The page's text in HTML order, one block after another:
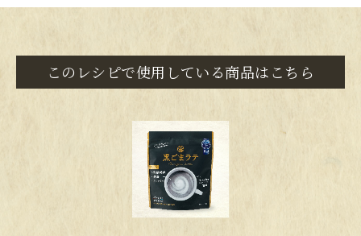
このレシピで使用している商品はこちら